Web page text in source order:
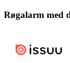
Røgalarm med